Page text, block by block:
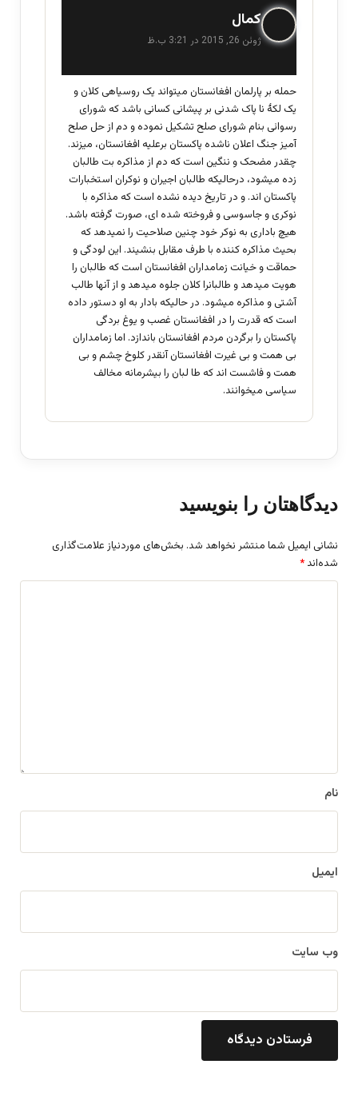
کمال
ف
:
ژوئن 26, 2015 در 3:21 ب.ظ
حمله بر پارلمان افغانستان میتواند یک روسیاهی کلان و
یک لکۀ نا پاک شدنی بر پیشانی کسانی باشد که شورای
رسوائی بنام شورای صلح تشکیل نموده و دم از حل صلح
آمیز جنگ اعلان ناشده پاکستان برعلیه افغانستان، میزند.
چقدر مضحک و ننگین است که دم از مذاکره بت طالبان
زده میشود، درحالیکه طالبان اجیران و نوکران استخبارات
پاکستان اند. و در تاریخ دیده نشده است که مذاکره با
نوکری و جاسوسی و فروخته شده ای، صورت گرفته باشد.
هیچ باداری به نوکر خود چنین صلاحیت را نمیدهد که
بحیث مذاکره کننده با طرف مقابل بنشیند. این لودگی و
حماقت و خیانت زمامداران افغانستان است که طالبان را
هویت میدهد و طالبانرا کلان جلوه میدهد و از آنها طالب
آشتی و مذاکره میشود. در حالیکه بادار به او دستور داده
است که قدرت را در افغانستان غصب و یوغ بردگی
پاکستان را برگردن مردم افغانستان باندازد. اما زمامداران
بی همت و بی غیرت افغانستان آنقدر کلوخ چشم و بی
همت و فاشست اند که طا لبان را بیشرمانه مخالف
سیاسی میخوانند.
دیدگاهتان را بنویسید
نشانی ایمیل شما منتشر نخواهد شد. بخش‌های موردنیاز علامت‌گذاری
شده‌اند *
نام
ایمیل
وب‌ سایت